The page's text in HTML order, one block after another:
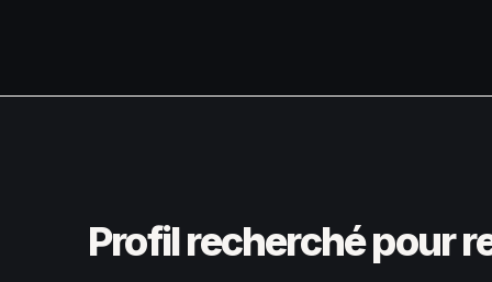
Profil recherché pour